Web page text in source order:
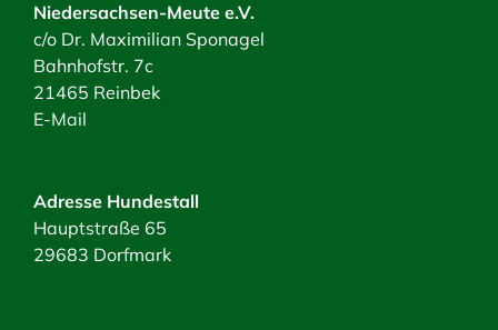
Niedersachsen-Meute e.V.
c/o Dr. Maximilian Sponagel
Bahnhofstr. 7c
21465 Reinbek
E-Mail
Adresse Hundestall
Hauptstraße 65
29683 Dorfmark